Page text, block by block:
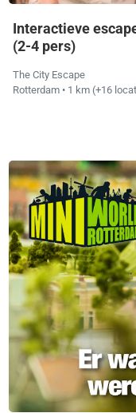
Interactieve
(2-4 pers)
The City Escape
Rotterdam • 1 km (+16